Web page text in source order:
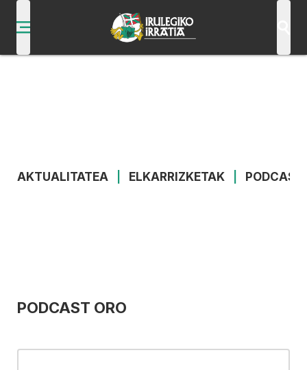
AKTUALITATEA ELKARRIZKETAK
PODCAST ORO